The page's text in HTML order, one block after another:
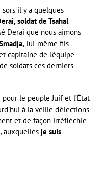
il y a quelques
soldat de Tsahal
Derai que nous aimons
lui-même fils
capitaine de l’équipe
soldats ces derniers
le peuple Juif et l’État
à la veille d’élections
et de façon irréfléchie
auxquelles je suis